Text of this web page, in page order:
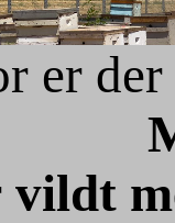
er
vildt